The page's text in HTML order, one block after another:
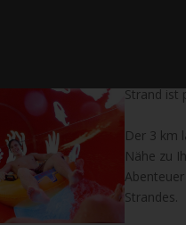
Strand ist
Der 3 km
Nähe zu
Strandes.